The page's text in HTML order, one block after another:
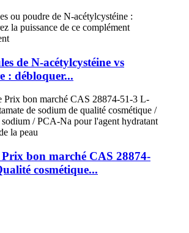
de N-acétylcystéine vs
: débloquer...
bon marché CAS 28874-
cosmétique...